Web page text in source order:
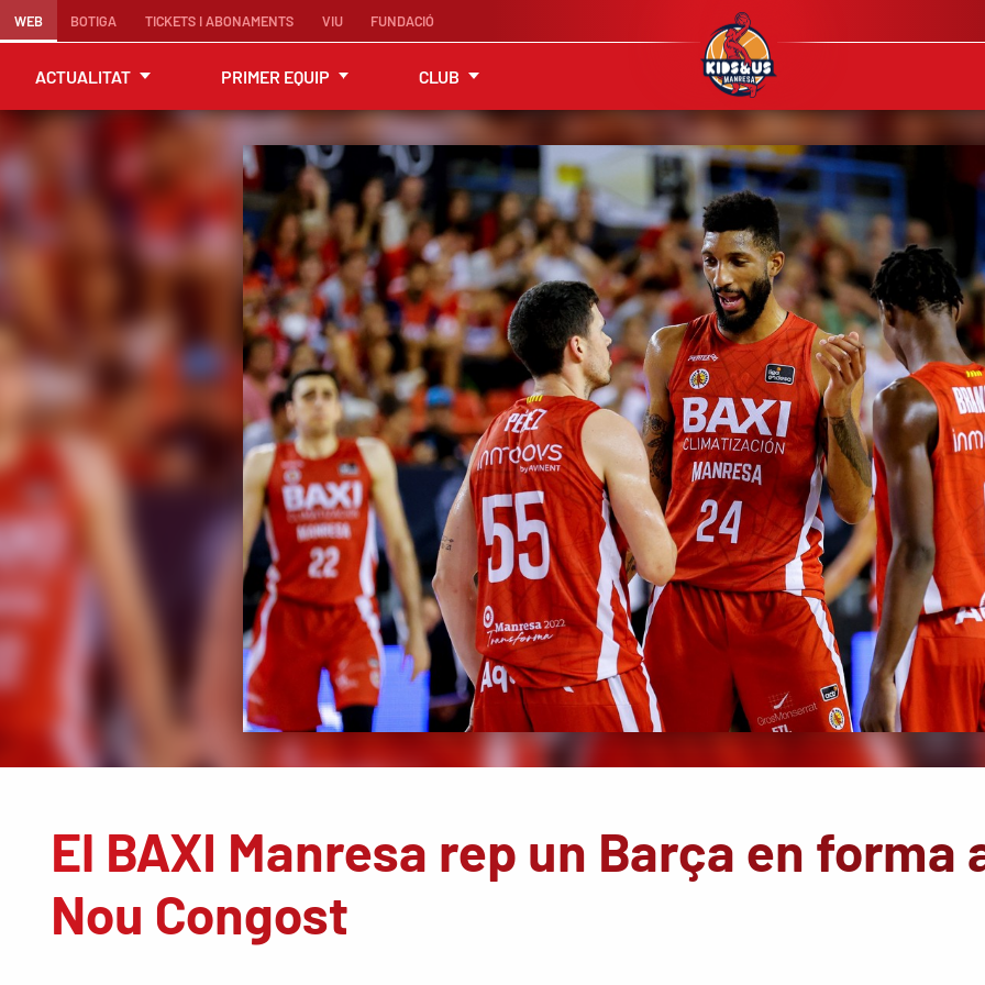
WEB BOTIGA TICKETS I ABONAMENTS VIU FUNDACIÓ
ACTUALITAT PRIMER EQUIP CLUB
El BAXI Manresa rep un Barça en forma
Nou Congost